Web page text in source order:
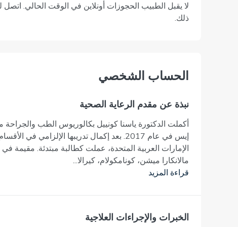
لا يقبل الطبيب الحجوزات أونلاين في الوقت الحالي. اتصل
ذلك.
اﻟﺤﺴﺎﺏ اﻟﺸﺨﺼﻲ
نبذة عن مقدم الرعاية الصحية
أكملت الدكتورة ياسنا كونييل بكالوريوس الطب
الإمارات العربية المتحدة، عملت كطالبة مبتدئة.
مالانكارا ميشن، كونامكولام، كيرالا...
قراءة المزيد
الخبرات والإجراءات العلاجية